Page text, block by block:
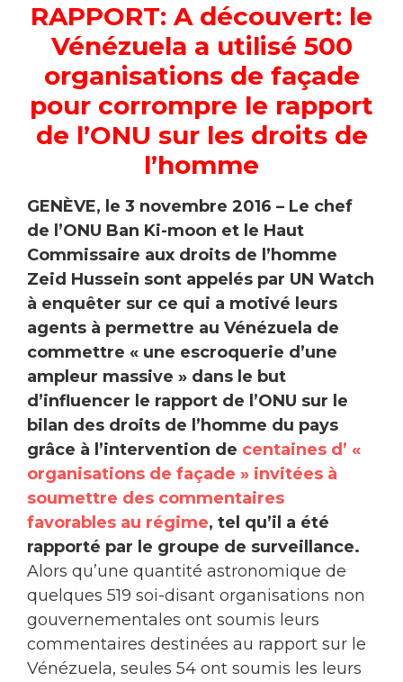
RAPPORT: A découvert: le
Vénézuela a utilisé 500
organisations de façade
pour corrompre le rapport
de l’ONU sur les droits de
l’homme
GENÈVE, le 3 novembre 2016 – Le chef
de l’ONU Ban Ki-moon et le Haut
Commissaire aux droits de l’homme
Zeid Hussein sont appelés par UN Watch
à enquêter sur ce qui a motivé leurs
agents à permettre au Vénézuela de
commettre « une escroquerie d’une
ampleur massive » dans le but
d’influencer le rapport de l’ONU sur le
bilan des droits de l’homme du pays
grâce à l’intervention de centaines d’ «
organisations de façade » invitées à
soumettre des commentaires
favorables au régime, tel qu’il a été
rapporté par le groupe de surveillance.
Alors qu’une quantité astronomique de
quelques 519 soi-disant organisations non
gouvernementales ont soumis leurs
commentaires destinées au rapport sur le
Vénézuela, seules 54 ont soumis les leurs